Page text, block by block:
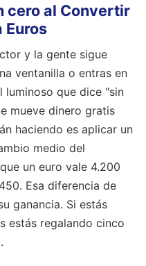
cero al Convertir
Euros
y la gente sigue
ventanilla o entras en
luminoso que dice "sin
mueve dinero gratis
haciendo es aplicar un
medio del
un euro vale 4.200
Esa diferencia de
ganancia. Si estás
estás regalando cinco